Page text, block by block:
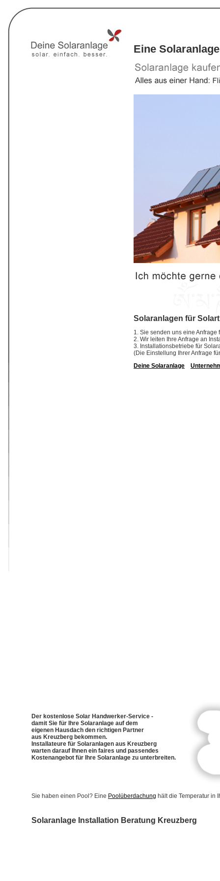
Eine
Solaranlagen für
1. Sie senden uns eine
2. Wir leiten Ihre Anfrage an
3. Installationsbetriebe für
(Die Einstellung Ihrer Anfrage
Deine Solaranlage
Der kostenlose Solar Handwerker-Service -
damit Sie für Ihre Solaranlage auf dem
eigenen Hausdach den richtigen Partner
aus Kreuzberg bekommen.
Installateure für Solaranlagen aus Kreuzberg
warten darauf Ihnen ein faires und passendes
Kostenangebot für Ihre Solaranlage zu unterbreiten.
Sie haben einen Pool? Eine Poolüberdachung hält die Temperatur in
Solaranlage Installation Beratung Kreuzberg